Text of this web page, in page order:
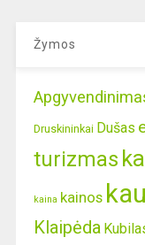
Žymos
Druskininkai Dušas
turizmas
kaina kainos
Klaipėda